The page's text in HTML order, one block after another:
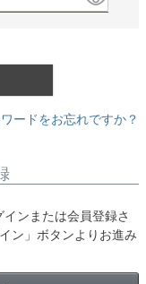
ードをお忘れですか？
ンまたは会員登録さ
ン」ボタンよりお進み